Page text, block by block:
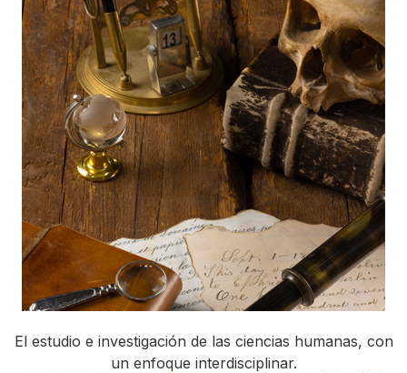
El estudio e investigación de las ciencias humanas, con
un enfoque interdisciplinar.